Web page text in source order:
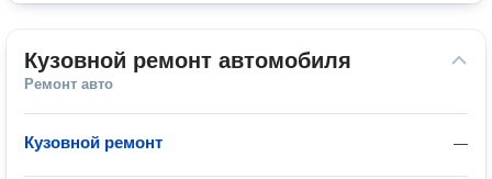
Кузовной ремонт автомобиля
Ремонт авто
—
Кузовной ремонт